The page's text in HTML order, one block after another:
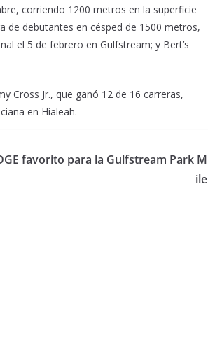
corriendo 1200 metros en la superficie
de debutantes en césped de 1500 metros,
el 5 de febrero en Gulfstream; y Bert’s
Cross Jr., que ganó 12 de 16 carreras,
en Hialeah.
favorito para la Gulfstream Park M
ile